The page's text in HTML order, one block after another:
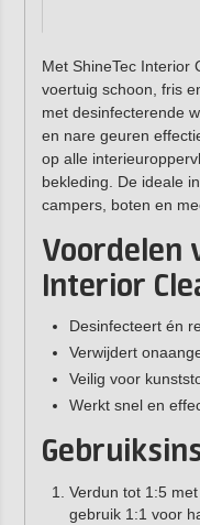
Met ShineTec Interior
voertuig schoon, fris
met desinfecterende
en nare geuren
op alle
bekleding. De ideale
campers, boten en
Voordelen
Interior
Desinfecteert én
Verwijdert
Veilig voor
Werkt snel en
Verdun tot 1:5
gebruik 1:1 voor